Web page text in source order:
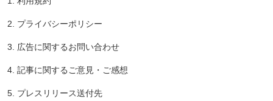
2. プライバシーポリシー
3. 広告に関するお問い合わせ
4. 記事に関するご意見・ご感想
5. プレスリリース送付先